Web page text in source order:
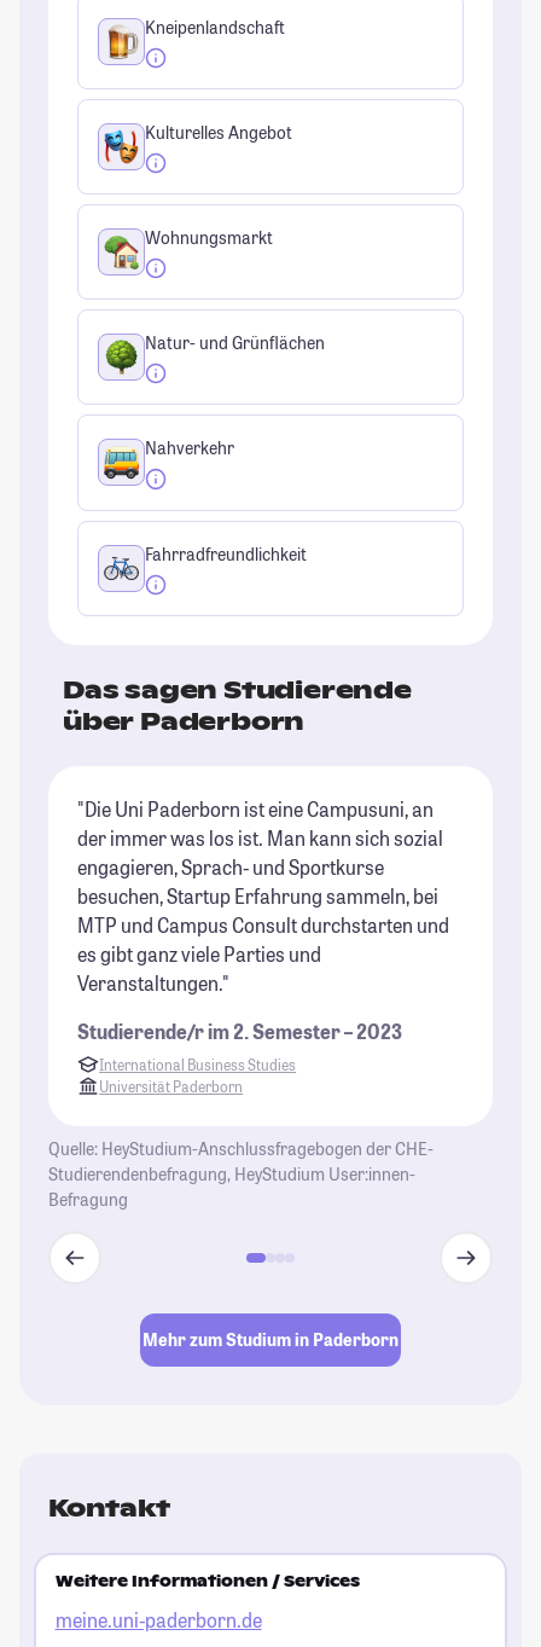
Kneipenlandschaft
Kulturelles Angebot
Wohnungsmarkt
Natur- und Grünflächen
Nahverkehr
Fahrradfreundlichkeit
Das sagen Studierende
über Paderborn
"Die Uni Paderborn ist eine Campusuni, an
der immer was los ist. Man kann sich sozial
engagieren, Sprach- und Sportkurse
besuchen, Startup Erfahrung sammeln, bei
MTP und Campus Consult durchstarten und
es gibt ganz viele Parties und
Veranstaltungen."
Studierende/r im 2. Semester – 2023
International Business Studies
Universität Paderborn
Quelle: HeyStudium-Anschlussfragebogen der CHE-
Studierendenbefragung, HeyStudium User:innen-
Befragung
Mehr zum Studium in Paderborn
Kontakt
Weitere Informationen / Services
meine.uni-paderborn.de